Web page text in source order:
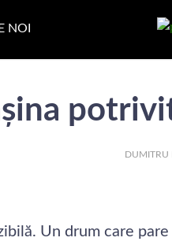
NOI
AUTHOR
DUMITRU
Un drum care